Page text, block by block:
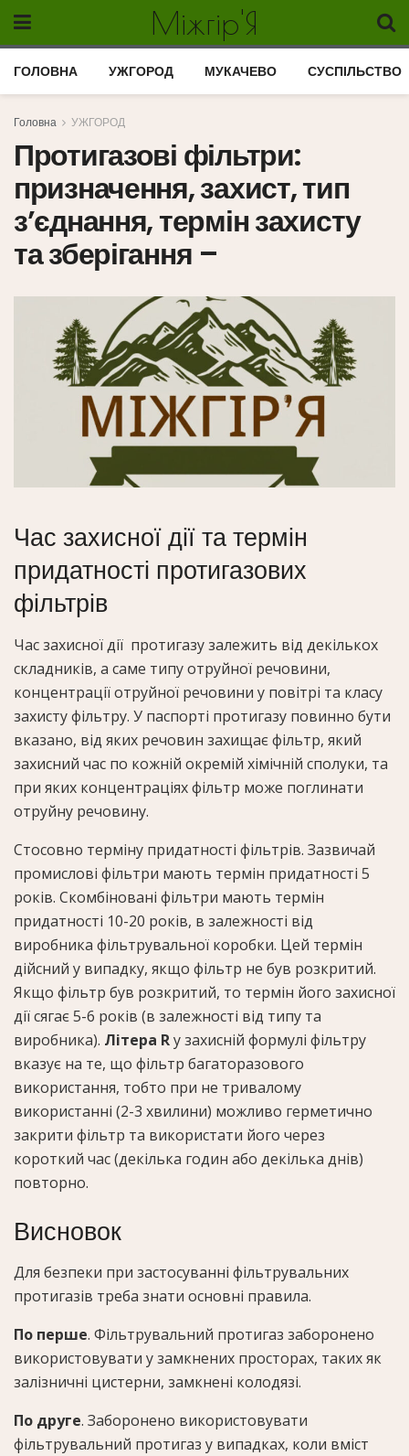
Міжгір'Я
ГОЛОВНА УЖГОРОД МУКАЧЕВО СУСПІЛЬСТВО
Головна УЖГОРОД
Протигазові фільтри:
призначення, захист, тип
з’єднання, термін захисту
та зберігання –
Час захисної дії та термін
придатності протигазових
фільтрів
Час захисної дії протигазу залежить від декількох
складників, а саме типу отруйної речовини,
концентрації отруйної речовини у повітрі та класу
захисту фільтру. У паспорті протигазу повинно бути
вказано, від яких речовин захищає фільтр, який
захисний час по кожній окремій хімічній сполуки, та
при яких концентраціях фільтр може поглинати
отруйну речовину.
Стосовно терміну придатності фільтрів. Зазвичай
промислові фільтри мають термін придатності 5
років. Скомбіновані фільтри мають термін
придатності 10-20 років, в залежності від
виробника фільтрувальної коробки. Цей термін
дійсний у випадку, якщо фільтр не був розкритий.
Якщо фільтр був розкритий, то термін його захисної
дії сягає 5-6 років (в залежності від типу та
виробника). Літера Rу захисній формулі фільтру
вказує на те, що фільтр багаторазового
використання, тобто при не тривалому
використанні (2-3 хвилини) можливо герметично
закрити фільтр та використати його через
короткий час (декілька годин або декілька днів)
повторно.
Висновок
Для безпеки при застосуванні фільтрувальних
протигазів треба знати основні правила.
По перше. Фільтрувальний протигаз заборонено
використовувати у замкнених просторах, таких як
залізничні цистерни, замкнені колодязі.
По друге. Заборонено використовувати
фільтрувальний протигаз у випадках, коли вміст